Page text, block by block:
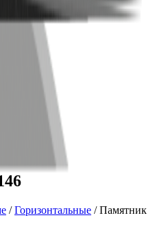
/Горизонтальные /Памятник